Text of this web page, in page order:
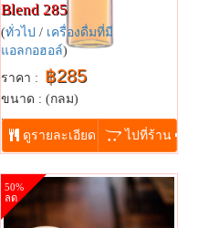
Blend 285
(ทั่วไป / เครื่องดื่มที่มี
แอลกอฮอล์)
ราคา : ฿285
ขนาด : (กลม)
...
ดูรายละเอียด ไปที่ร้าน
50%
ลด